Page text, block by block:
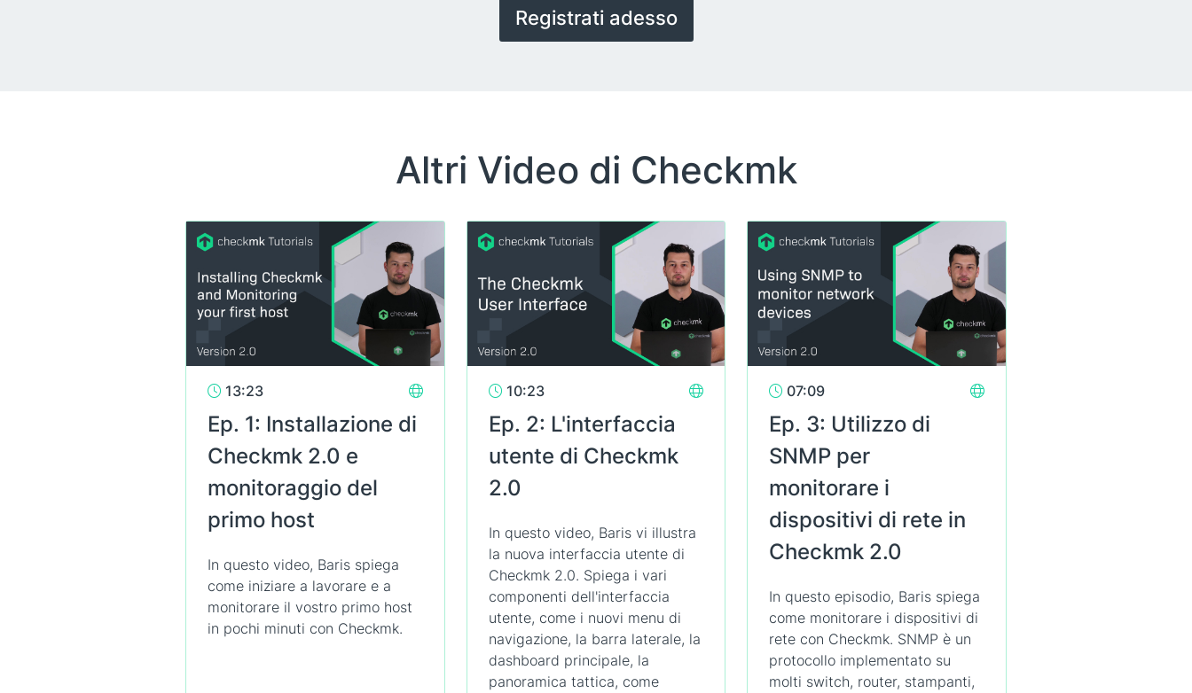
Registrati adesso
Altri Video di Checkmk
13:23
Ep. 1: Installazione di
Checkmk 2.0 e
monitoraggio del
primo host
In questo video, Baris spiega
come iniziare a lavorare e a
monitorare il vostro primo host
in pochi minuti con Checkmk.
10:23
Ep. 2: L'interfaccia
utente di Checkmk
2.0
In questo video, Baris vi illustra
la nuova interfaccia utente di
Checkmk 2.0. Spiega i vari
componenti dell'interfaccia
utente, come i nuovi menu di
navigazione, la barra laterale, la
dashboard principale, la
panoramica tattica, come
07:09
Ep. 3: Utilizzo di
SNMP per
monitorare i
dispositivi di rete in
Checkmk 2.0
In questo episodio, Baris spiega
come monitorare i dispositivi di
rete con Checkmk. SNMP è un
protocollo implementato su
molti switch, router, stampanti,